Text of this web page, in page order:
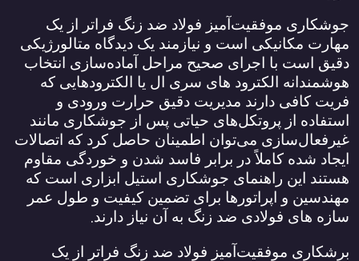
جوشکاری موفقیت‌آمیز فولاد ضد زنگ فراتر از یک
مهارت مکانیکی است و نیازمند یک دیدگاه متالورژیکی
دقیق است با اجرای صحیح مراحل آماده‌سازی انتخاب
هوشمندانه الکترود های سری ال یا الکترودهایی که
فریت کافی دارند مدیریت دقیق حرارت ورودی و
استفاده از پروتکل‌های حیاتی پس از جوشکاری مانند
غیرفعال‌سازی می‌توان اطمینان حاصل کرد که اتصالات
ایجاد شده کاملاً در برابر فاسد شدن و خوردگی مقاوم
هستند این راهنمای جوشکاری استیل ابزاری است که
مهندسین و اپراتورها برای تضمین کیفیت و طول عمر
سازه‌ های فولادی ضد زنگ به آن نیاز دارند.
برشکاری موفقیت‌آمیز فولاد ضد زنگ فراتر از یک